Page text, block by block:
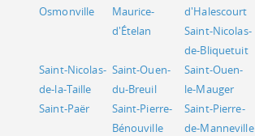
Osmonville
Maurice-
d'Ételan
d'Halescourt
Saint-Nicolas-
de-Bliquetuit
Saint-Nicolas-
de-la-Taille
Saint-Ouen-
du-Breuil
Saint-Ouen-
le-Mauger
Saint-Paër
Saint-Pierre-
Bénouville
Saint-Pierre-
de-Manneville